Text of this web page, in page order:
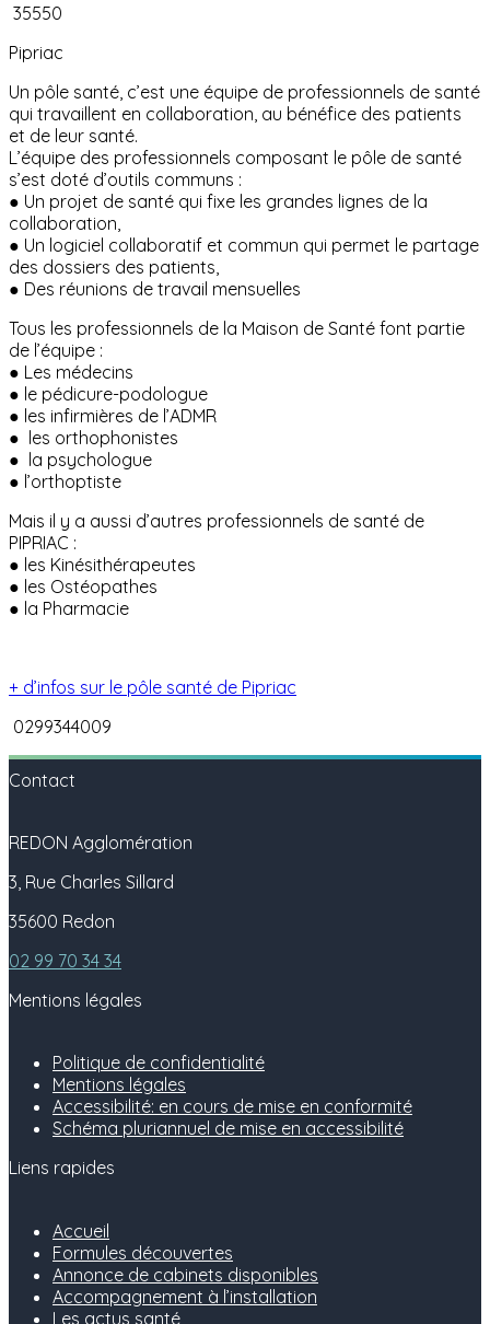
35550
Pipriac
Un pôle santé, c’est une équipe de professionnels de santé
qui travaillent en collaboration, au bénéfice des patients
et de leur santé.
L’équipe des professionnels composant le pôle de santé
s’est doté d’outils communs :
● Un projet de santé qui fixe les grandes lignes de la
collaboration,
● Un logiciel collaboratif et commun qui permet le partage
des dossiers des patients,
● Des réunions de travail mensuelles
Tous les professionnels de la Maison de Santé font partie
de l’équipe :
● Les médecins
● le pédicure-podologue
● les infirmières de l’ADMR
● les orthophonistes
● la psychologue
● l’orthoptiste
Mais il y a aussi d’autres professionnels de santé de
PIPRIAC :
● les Kinésithérapeutes
● les Ostéopathes
● la Pharmacie
+ d’infos sur le pôle santé de Pipriac
0299344009
Contact
REDON Agglomération
3, Rue Charles Sillard
35600 Redon
02 99 70 34 34
Mentions légales
Politique de confidentialité
Mentions légales
Accessibilité: en cours de mise en conformité
Schéma pluriannuel de mise en accessibilité
Liens rapides
Accueil
Formules découvertes
Annonce de cabinets disponibles
Accompagnement à l’installation
Les actus santé